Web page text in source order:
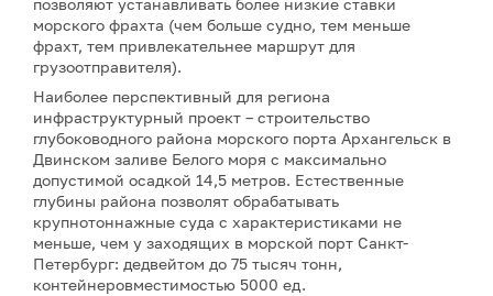
позволяют устанавливать более низкие ставки
морского фрахта (чем больше судно, тем меньше
фрахт, тем привлекательнее маршрут для
грузоотправителя).
Наиболее перспективный для региона
инфраструктурный проект – строительство
глубоководного района морского порта Архангельск в
Двинском заливе Белого моря с максимально
допустимой осадкой 14,5 метров. Естественные
глубины района позволят обрабатывать
крупнотоннажные суда с характеристиками не
меньше, чем у заходящих в морской порт Санкт-
Петербург: дедвейтом до 75 тысяч тонн,
контейнеровместимостью 5000 ед.